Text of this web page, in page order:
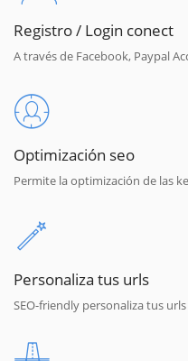
Registro / Login conect
A través de Facebook, Paypal
Optimización seo
Permite la optimización de las
Personaliza tus urls
SEO-friendly personaliza tus